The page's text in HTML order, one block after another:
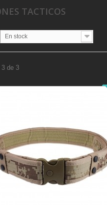
TACTICOS
En stock
3 de 3